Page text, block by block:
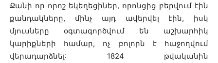
Քանի որ որոշ եկեղեցիներ, որոնցից բերվում էին
քանդակները, մինչ այդ ավերվել էին, իսկ
մյուսները օգտագործվում են աշխարհիկ
կարիքների համար, ոչ բոլորն է հաջողվում
վերադարձնել: 1824 թվականին